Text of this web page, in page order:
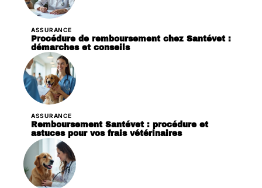
ASSURANCE
Procédure de remboursement chez Santévet :
démarches et conseils
ASSURANCE
Remboursement Santévet : procédure et
astuces pour vos frais vétérinaires